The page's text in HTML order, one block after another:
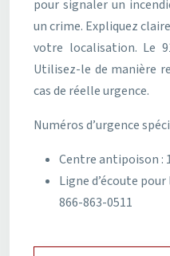
pour signaler un
un crime. Expliquez
votre localisation. Le
Utilisez-le de manière
cas de réelle urgence.
Numéros d’urgence
Centre antipoison :
Ligne d’écoute
866-863-0511